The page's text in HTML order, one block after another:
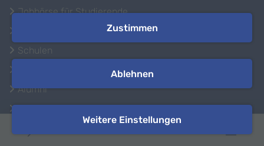
Jobbörse für Studierende
Studium von A-Z: GuideMe
Schulen
Alumni
Kommunikation und Marketing
Zustimmen
Ablehnen
Weitere Einstellungen